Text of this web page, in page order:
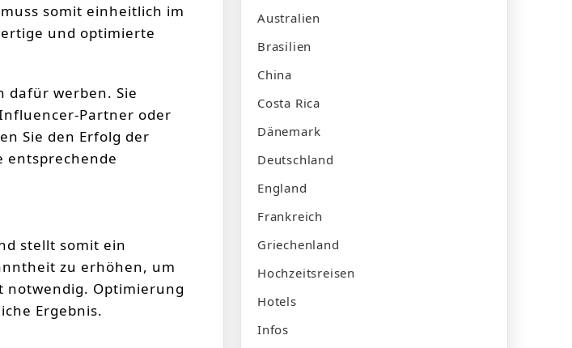
somit einheitlich im
und optimierte
dafür werben. Sie
Partner oder
Sie den Erfolg der
entsprechende
stellt somit ein
zu erhöhen, um
notwendig. Optimierung
Ergebnis.
Australien
Brasilien
China
Costa Rica
Dänemark
Deutschland
England
Frankreich
Griechenland
Hochzeitsreisen
Hotels
Infos